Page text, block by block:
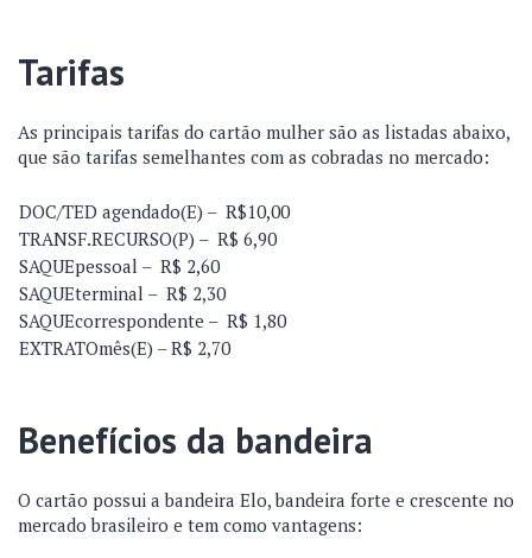
Tarifas
As principais tarifas do cartão mulher são as listadas abaixo,
que são tarifas semelhantes com as cobradas no mercado:
DOC/TED agendado(E) – R$10,00
TRANSF.RECURSO(P) – R$ 6,90
SAQUEpessoal – R$ 2,60
SAQUEterminal – R$ 2,30
SAQUEcorrespondente – R$ 1,80
EXTRATOmês(E) – R$ 2,70
Benefícios da bandeira
O cartão possui a bandeira Elo, bandeira forte e crescente no
mercado brasileiro e tem como vantagens: